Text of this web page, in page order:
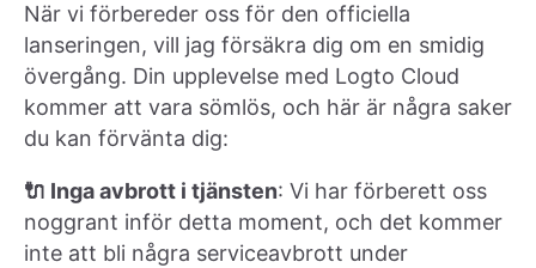
När vi förbereder oss för den officiella
lanseringen, vill jag försäkra dig om en smidig
övergång. Din upplevelse med Logto Cloud
kommer att vara sömlös, och här är några saker
du kan förvänta dig:
🔌 Inga avbrott i tjänsten: Vi har förberett oss
noggrant inför detta moment, och det kommer
inte att bli några serviceavbrott under